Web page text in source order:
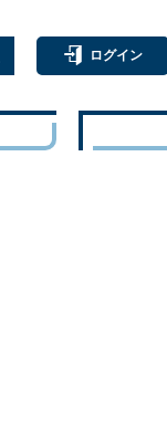
ログイン